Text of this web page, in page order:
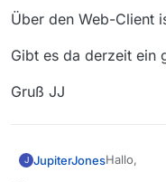
Über den Web-Client
Gibt es da derzeit ein
Gruß JJ
J JupiterJonesHallo,